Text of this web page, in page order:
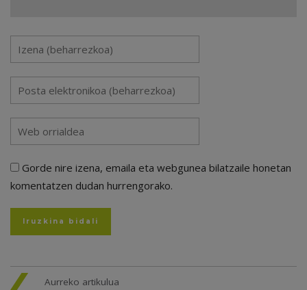
Gorde nire izena, emaila eta webgunea bilatzaile honetan
komentatzen dudan hurrengorako.
Aurreko artikulua